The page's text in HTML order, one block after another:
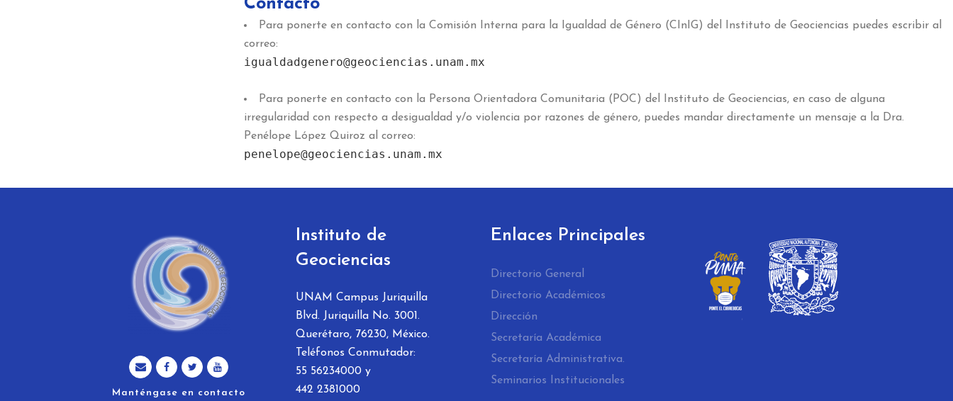
Contacto
Para ponerte en contacto con la Comisión Interna para la Igualdad de Género (CInIG) del Instituto de Geociencias puedes escribir al
correo:
igualdadgenero@geociencias.unam.mx
Para ponerte en contacto con la Persona Orientadora Comunitaria (POC) del Instituto de Geociencias, en caso de alguna
irregularidad con respecto a desigualdad y/o violencia por razones de género, puedes mandar directamente un mensaje a la Dra.
Penélope López Quiroz al correo:
penelope@geociencias.unam.mx
Manténgase en contacto
Instituto de
Geociencias
UNAM Campus Juriquilla
Blvd. Juriquilla No. 3001.
Querétaro, 76230, México.
Teléfonos Conmutador:
55 56234000 y
442 2381000
Enlaces Principales
Directorio General
Directorio Académicos
Dirección
Secretaría Académica
Secretaría Administrativa.
Seminarios Institucionales